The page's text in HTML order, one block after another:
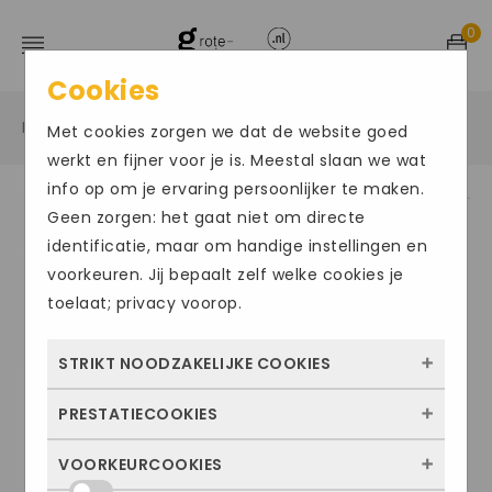
0
Home / Grote maten damesschoenen / Sandalen
Cookies
Met cookies zorgen we dat de website goed
werkt en fijner voor je is. Meestal slaan we wat
info op om je ervaring persoonlijker te maken.
Geen zorgen: het gaat niet om directe
identificatie, maar om handige instellingen en
voorkeuren. Jij bepaalt zelf welke cookies je
toelaat; privacy voorop.
STRIKT NOODZAKELIJKE COOKIES
Deze cookies zorgen ervoor dat de website
kunnen niet worden uitgezet. Meestal
PRESTATIECOOKIES
Met deze cookies zien we hoe vaak onze
VOORKEURCOOKIES